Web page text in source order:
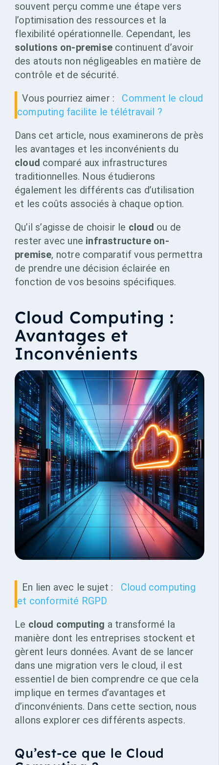
souvent perçu comme une étape vers
l’optimisation des ressources et la
flexibilité opérationnelle. Cependant, les
solutions on-premise continuent d’avoir
des atouts non négligeables en matière de
contrôle et de sécurité.
Vous pourriez aimer :
Comment le cloud
computing facilite le télétravail ?
Dans cet article, nous examinerons de près
les avantages et les inconvénients du
cloud comparé aux infrastructures
traditionnelles. Nous étudierons
également les différents cas d’utilisation
et les coûts associés à chaque option.
Qu’il s’agisse de choisir le cloud ou de
rester avec une infrastructure on-
premise, notre comparatif vous permettra
de prendre une décision éclairée en
fonction de vos besoins spécifiques.
Cloud Computing :
Avantages et
Inconvénients
En lien avec le sujet :
Cloud computing
et conformité RGPD
Le cloud computing a transformé la
manière dont les entreprises stockent et
gèrent leurs données. Avant de se lancer
dans une migration vers le cloud, il est
essentiel de bien comprendre ce que cela
implique en termes d’avantages et
d’inconvénients. Dans cette section, nous
allons explorer ces différents aspects.
Qu’est-ce que le Cloud